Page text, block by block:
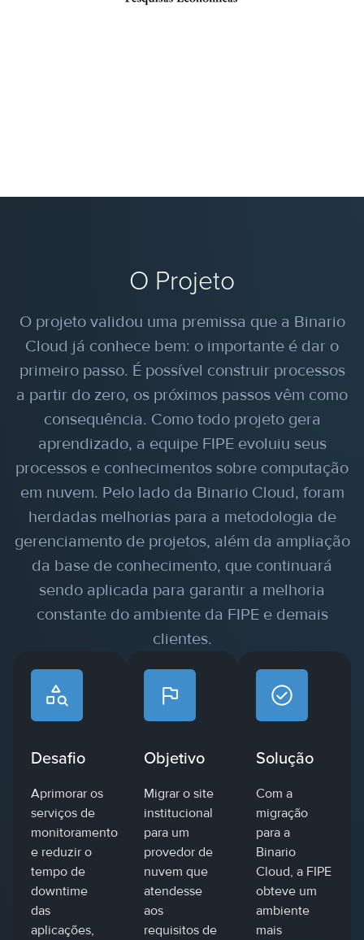
O Projeto
O projeto validou uma premissa que a Binario
Cloud já conhece bem: o importante é dar o
primeiro passo. É possível construir processos
a partir do zero, os próximos passos vêm como
consequência. Como todo projeto gera
aprendizado, a equipe FIPE evoluiu seus
processos e conhecimentos sobre computação
em nuvem. Pelo lado da Binario Cloud, foram
herdadas melhorias para a metodologia de
gerenciamento de projetos, além da ampliação
da base de conhecimento, que continuará
sendo aplicada para garantir a melhoria
constante do ambiente da FIPE e demais
clientes.
Desafio
Aprimorar os
serviços de
monitoramento
e reduzir o
tempo de
downtime
das
aplicações,
Objetivo
Migrar o site
institucional
para um
provedor de
nuvem que
atendesse
aos
requisitos de
Solução
Com a
migração
para a
Binario
Cloud, a FIPE
obteve um
ambiente
mais